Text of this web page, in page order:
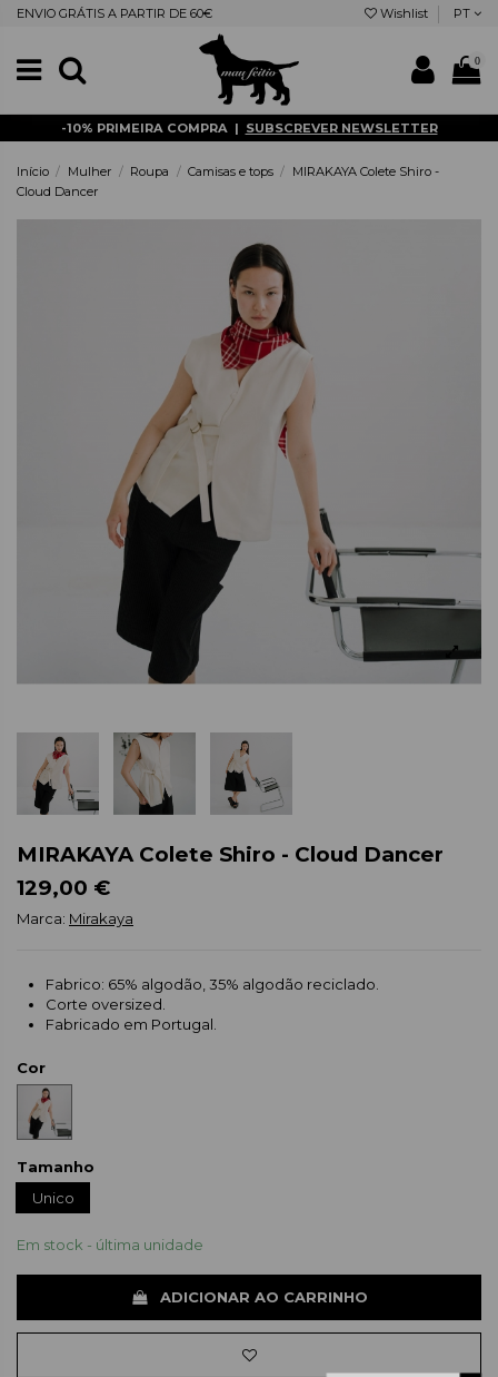
ENVIO GRÁTIS A PARTIR DE 60€ Wishlist PT
0
-10% PRIMEIRA COMPRA | SUBSCREVER NEWSLETTER
Início Mulher Roupa Camisas e tops
MIRAKAYA Colete Shiro -
Cloud Dancer
MIRAKAYA Colete Shiro - Cloud Dancer
129,00 €
Marca: Mirakaya
Fabrico: 65% algodão, 35% algodão reciclado.
Corte oversized.
Fabricado em Portugal.
Cor
Tamanho
Unico
Em stock - última unidade
ADICIONAR AO CARRINHO